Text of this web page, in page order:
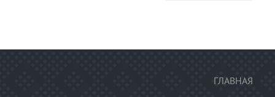
ГЛАВНАЯ